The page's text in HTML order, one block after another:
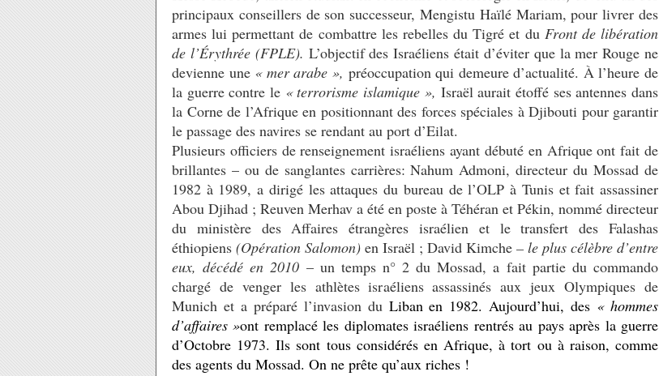
principaux conseillers de son successeur, Mengistu Haïlé Mariam, pour livrer des
armes lui permettant de combattre les rebelles du Tigré et du Front de libération
de l’Érythrée (FPLE). L’objectif des Israéliens était d’éviter que la mer Rouge ne
devienne une « mer arabe », préoccupation qui demeure d’actualité. À l’heure de
la guerre contre le « terrorisme islamique », Israël aurait étoffé ses antennes dans
la Corne de l’Afrique en positionnant des forces spéciales à Djibouti pour garantir
le passage des navires se rendant au port d’Eilat.
Plusieurs officiers de renseignement israéliens ayant débuté en Afrique ont fait de
brillantes – ou de sanglantes carrières: Nahum Admoni, directeur du Mossad de
1982 à 1989, a dirigé les attaques du bureau de l’OLP à Tunis et fait assassiner
Abou Djihad ; Reuven Merhav a été en poste à Téhéran et Pékin, nommé directeur
du ministère des Affaires étrangères israélien et le transfert des Falashas
éthiopiens (Opération Salomon) en Israël ; David Kimche – le plus célèbre d’entre
eux, décédé en 2010 – un temps n° 2 du Mossad, a fait partie du commando
chargé de venger les athlètes israéliens assassinés aux jeux Olympiques de
Munich et a préparé l’invasion du Liban en 1982. Aujourd’hui, des « hommes
d’affaires »ont remplacé les diplomates israéliens rentrés au pays après la guerre
d’Octobre 1973. Ils sont tous considérés en Afrique, à tort ou à raison, comme
des agents du Mossad. On ne prête qu’aux riches !